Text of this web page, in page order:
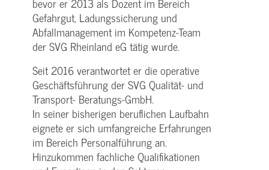
bevor er 2013 als Dozent im Bereich
Gefahrgut, Ladungssicherung und
Abfallmanagement im Kompetenz-Team
der SVG Rheinland eG tätig wurde.
Seit 2016 verantwortet er die operative
Geschäftsführung der SVG Qualität- und
Transport- Beratungs-GmbH.
In seiner bisherigen beruflichen Laufbahn
eignete er sich umfangreiche Erfahrungen
im Bereich Personalführung an.
Hinzukommen fachliche Qualifikationen